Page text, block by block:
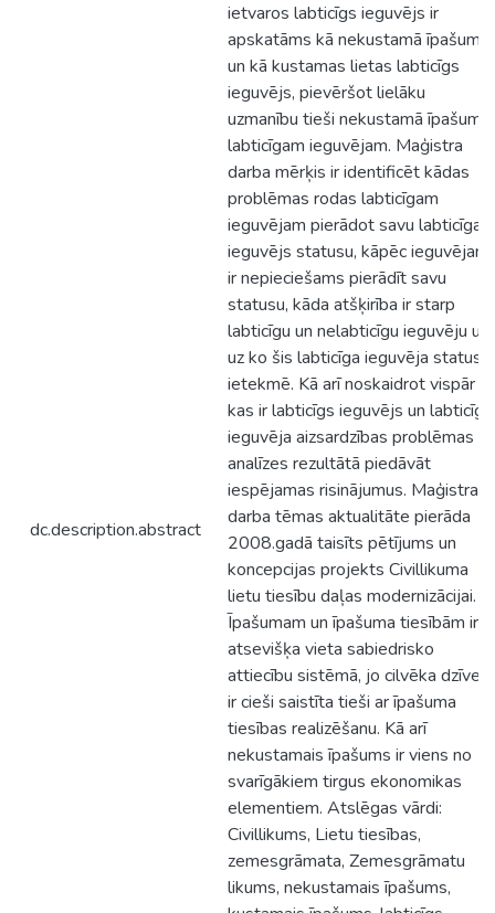
dc.description.abstract
ietvaros labticīgs ieguvējs ir
apskatāms kā nekustamā īpašuma
un kā kustamas lietas labticīgs
ieguvējs, pievēršot lielāku
uzmanību tieši nekustamā īpašuma
labticīgam ieguvējam. Maģistra
darba mērķis ir identificēt kādas
problēmas rodas labticīgam
ieguvējam pierādot savu labticīga
ieguvējs statusu, kāpēc ieguvējam
ir nepieciešams pierādīt savu
statusu, kāda atšķirība ir starp
labticīgu un nelabticīgu ieguvēju un
uz ko šis labticīga ieguvēja status
ietekmē. Kā arī noskaidrot vispār
kas ir labticīgs ieguvējs un labticīga
ieguvēja aizsardzības problēmas
analīzes rezultātā piedāvāt
iespējamas risinājumus. Maģistra
darba tēmas aktualitāte pierāda
2008.gadā taisīts pētījums un
koncepcijas projekts Civillikuma
lietu tiesību daļas modernizācijai.
Īpašumam un īpašuma tiesībām ir
atsevišķa vieta sabiedrisko
attiecību sistēmā, jo cilvēka dzīve
ir cieši saistīta tieši ar īpašuma
tiesības realizēšanu. Kā arī
nekustamais īpašums ir viens no
svarīgākiem tirgus ekonomikas
elementiem. Atslēgas vārdi:
Civillikums, Lietu tiesības,
zemesgrāmata, Zemesgrāmatu
likums, nekustamais īpašums,